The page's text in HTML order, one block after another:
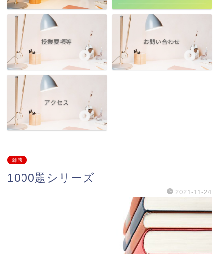
雑感
1000題シリーズ
2021-11-24